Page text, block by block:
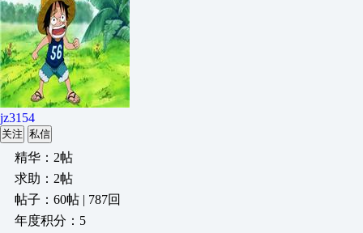
jz3154
关注 私信
精华：2帖
求助：2帖
帖子：60帖 | 787回
年度积分：5